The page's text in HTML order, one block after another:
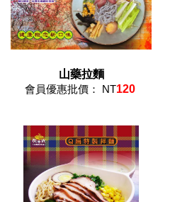
山藥拉麵
會員優惠批價： NT120